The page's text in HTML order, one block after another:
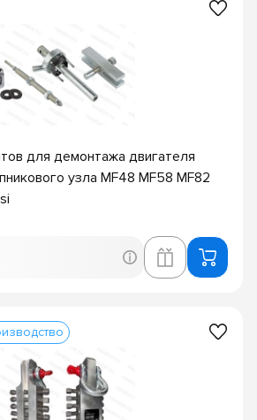
для демонтажа двигателя
узла MF48 MF58 MF82